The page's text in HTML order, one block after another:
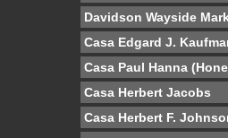
Davidson Wayside
Casa Edgard J.
Casa Paul Hanna
Casa Herbert Jacobs
Casa Herbert F.